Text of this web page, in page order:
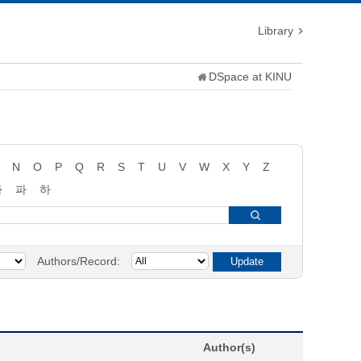
Library
DSpace at KINU
N O P Q R S T U V W X Y
Z
파
하
Authors/Record:
Author(s)